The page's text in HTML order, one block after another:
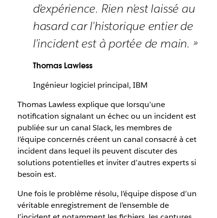
d’expérience. Rien n’est laissé au
hasard car l’historique entier de
l’incident est à portée de main. »
Thomas Lawless
Ingénieur logiciel principal, IBM
Thomas Lawless explique que lorsqu’une
notification signalant un échec ou un incident est
publiée sur un canal Slack, les membres de
l’équipe concernés créent un canal consacré à cet
incident dans lequel ils peuvent discuter des
solutions potentielles et inviter d’autres experts si
besoin est.
Une fois le problème résolu, l’équipe dispose d’un
véritable enregistrement de l’ensemble de